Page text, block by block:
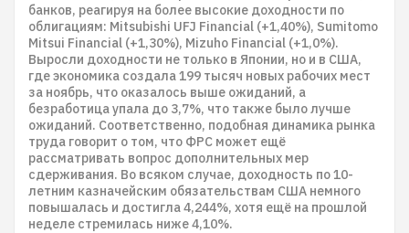
банков, реагируя на более высокие доходности по
облигациям: Mitsubishi UFJ Financial (+1,40%), Sumitomo
Mitsui Financial (+1,30%), Mizuho Financial (+1,0%).
Выросли доходности не только в Японии, но и в США,
где экономика создала 199 тысяч новых рабочих мест
за ноябрь, что оказалось выше ожиданий, а
безработица упала до 3,7%, что также было лучше
ожиданий. Соответственно, подобная динамика рынка
труда говорит о том, что ФРС может ещё
рассматривать вопрос дополнительных мер
сдерживания. Во всяком случае, доходность по 10-
летним казначейским обязательствам США немного
повышалась и достигла 4,244%, хотя ещё на прошлой
неделе стремилась ниже 4,10%.